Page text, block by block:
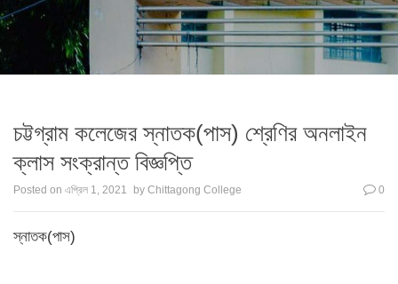
চট্টগ্রাম কলেজের স্নাতক(পাস) শ্রেণির অনলাইন
ক্লাস সংক্রান্ত বিজ্ঞপ্তি
Posted on এপ্রিল 1, 2021 by Chittagong College 0
স্নাতক(পাস)